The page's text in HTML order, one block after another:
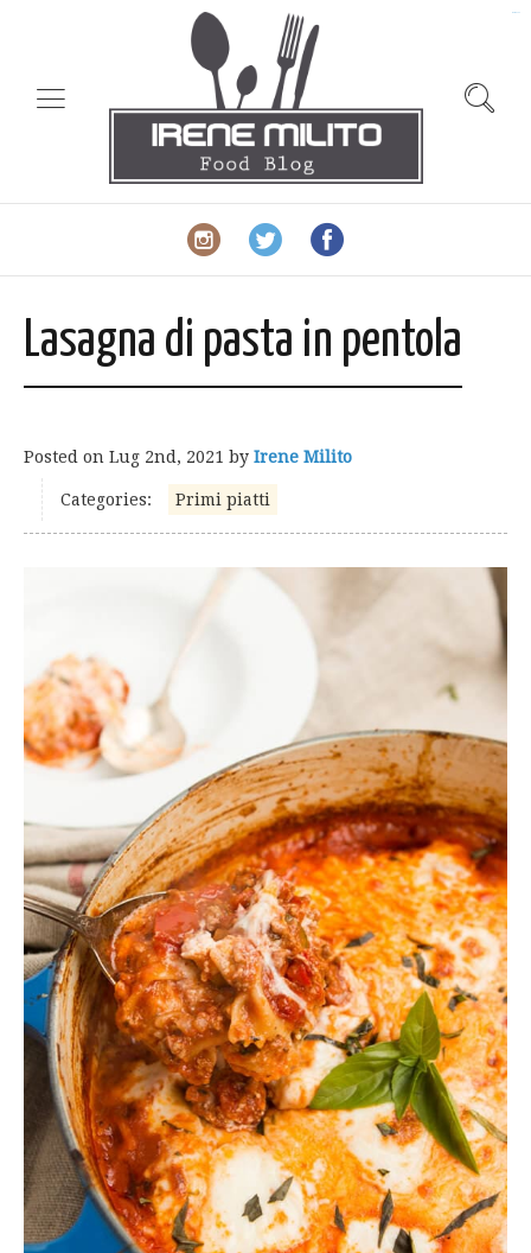
Lasagna di pasta in pentola
Posted on Lug 2nd, 2021 by Irene Milito
Categories: Primi piatti